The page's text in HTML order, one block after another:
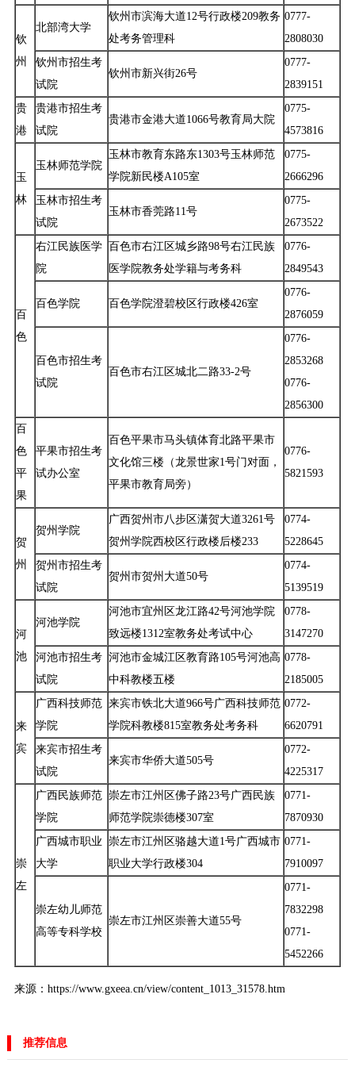
钦
州
北部湾大学
钦州市滨海大道12号行政楼209教务
处考务管理科
0777-
2808030
钦州市招生考
试院
钦州市新兴街26号
0777-
2839151
贵
港
贵港市招生考
试院
贵港市金港大道1066号教育局大院
0775-
4573816
玉
林
玉林师范学院
玉林市教育东路东1303号玉林师范
学院新民楼A105室
0775-
2666296
玉林市招生考
试院
玉林市香莞路11号
0775-
2673522
百
色
右江民族医学
院
百色市右江区城乡路98号右江民族
医学院教务处学籍与考务科
0776-
2849543
百色学院 百色学院澄碧校区行政楼426室
0776-
2876059
百色市招生考
试院
百色市右江区城北二路33-2号
0776-
2853268
0776-
2856300
百
色
平
果
平果市招生考
试办公室
百色平果市马头镇体育北路平果市
文化馆三楼（龙景世家1号门对面，
平果市教育局旁）
0776-
5821593
贺
州
贺州学院
广西贺州市八步区潇贺大道3261号
贺州学院西校区行政楼后楼233
0774-
5228645
贺州市招生考
试院
贺州市贺州大道50号
0774-
5139519
河
池
河池学院
河池市宜州区龙江路42号河池学院
致远楼1312室教务处考试中心
0778-
3147270
河池市招生考
试院
河池市金城江区教育路105号河池高
中科教楼五楼
0778-
2185005
来
宾
广西科技师范
学院
来宾市铁北大道966号广西科技师范
学院科教楼815室教务处考务科
0772-
6620791
来宾市招生考
试院
来宾市华侨大道505号
0772-
4225317
崇
左
广西民族师范
学院
崇左市江州区佛子路23号广西民族
师范学院崇德楼307室
0771-
7870930
广西城市职业
大学
崇左市江州区骆越大道1号广西城市
职业大学行政楼304
0771-
7910097
崇左幼儿师范
高等专科学校
崇左市江州区崇善大道55号
0771-
7832298
0771-
5452266
来源：https://www.gxeea.cn/view/content_1013_31578.htm
推荐信息